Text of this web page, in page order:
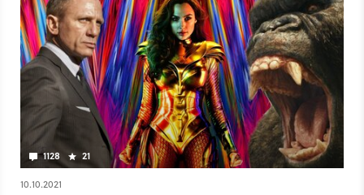
1128 21
10.10.2021